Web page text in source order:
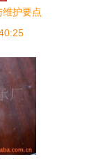
护要点